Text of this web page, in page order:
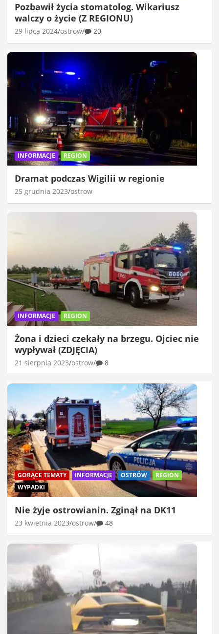
Pozbawił życia stomatolog. Wikariusz
walczy o życie (Z REGIONU)
29 lipca 2024 ostrow 20
INFORMACJE REGION
Dramat podczas Wigilii w regionie
25 grudnia 2023 ostrow
INFORMACJE REGION
Żona i dzieci czekały na brzegu. Ojciec nie
wypływał (ZDJĘCIA)
21 sierpnia 2023 ostrow 8
GORĄCE TEMATY INFORMACJE OSTRÓW
REGION
WYPADKI
Nie żyje ostrowianin. Zginął na DK11
23 kwietnia 2023 ostrow 48